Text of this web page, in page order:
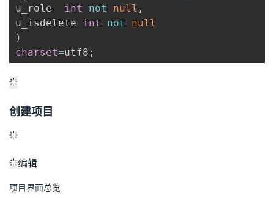
u_role int not null ,
u_isdelete int not
null
)
charset=utf8 ;
创建项目
编辑
项目界面总览